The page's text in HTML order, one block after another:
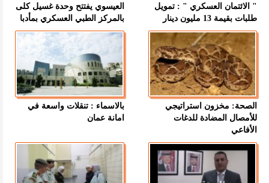
" الائتمان العسكري " : تمويل
طلبات بقيمة 13 مليون دينار
العيسوي يفتتح وحدة غسيل كلى
بالمركز الطبي العسكري بمأدبا
الصحة: مخزون استراتيجي
للأمصال المضادة للدغات
الأفاعي
بالاسماء : تنقلات واسعة في
امانة عمان